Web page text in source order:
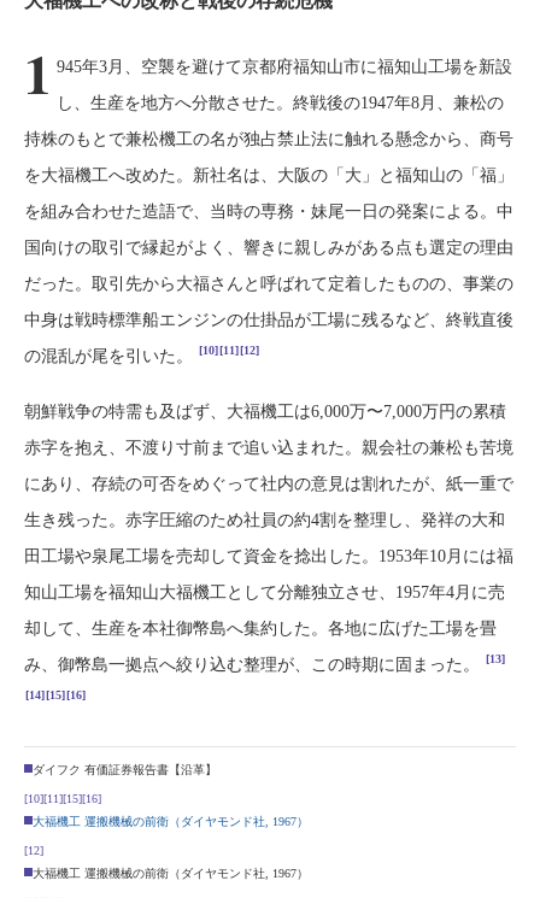
1 945年3月、空襲を避けて京都府福知山市に福知山工場を新設
し、生産を地方へ分散させた。終戦後の1947年8月、兼松の
持株のもとで兼松機工の名が独占禁止法に触れる懸念から、商号
を大福機工へ改めた。新社名は、大阪の「大」と福知山の「福」
を組み合わせた造語で、当時の専務・妹尾一日の発案による。中
国向けの取引で縁起がよく、響きに親しみがある点も選定の理由
だった。取引先から大福さんと呼ばれて定着したものの、事業の
中身は戦時標準船エンジンの仕掛品が工場に残るなど、終戦直後
の混乱が尾を引いた。
[10][11][12]
朝鮮戦争の特需も及ばず、大福機工は6,000万〜7,000万円の累積
赤字を抱え、不渡り寸前まで追い込まれた。親会社の兼松も苦境
にあり、存続の可否をめぐって社内の意見は割れたが、紙一重で
生き残った。赤字圧縮のため社員の約4割を整理し、発祥の大和
田工場や泉尾工場を売却して資金を捻出した。1953年10月には福
知山工場を福知山大福機工として分離独立させ、1957年4月に売
却して、生産を本社御幣島へ集約した。各地に広げた工場を畳
み、御幣島一拠点へ絞り込む整理が、この時期に固まった。
[13]
[14][15][16]
ダイフク 有価証券報告書【沿革】
[10][11][15][16]
大福機工 運搬機械の前衛（ダイヤモンド社, 1967）
[12]
大福機工 運搬機械の前衛（ダイヤモンド社, 1967）